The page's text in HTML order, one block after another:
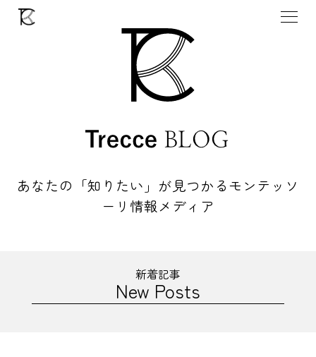
あなたの「知りたい」が見つかるモンテッソ
ーリ情報メディア
新着記事
New Posts